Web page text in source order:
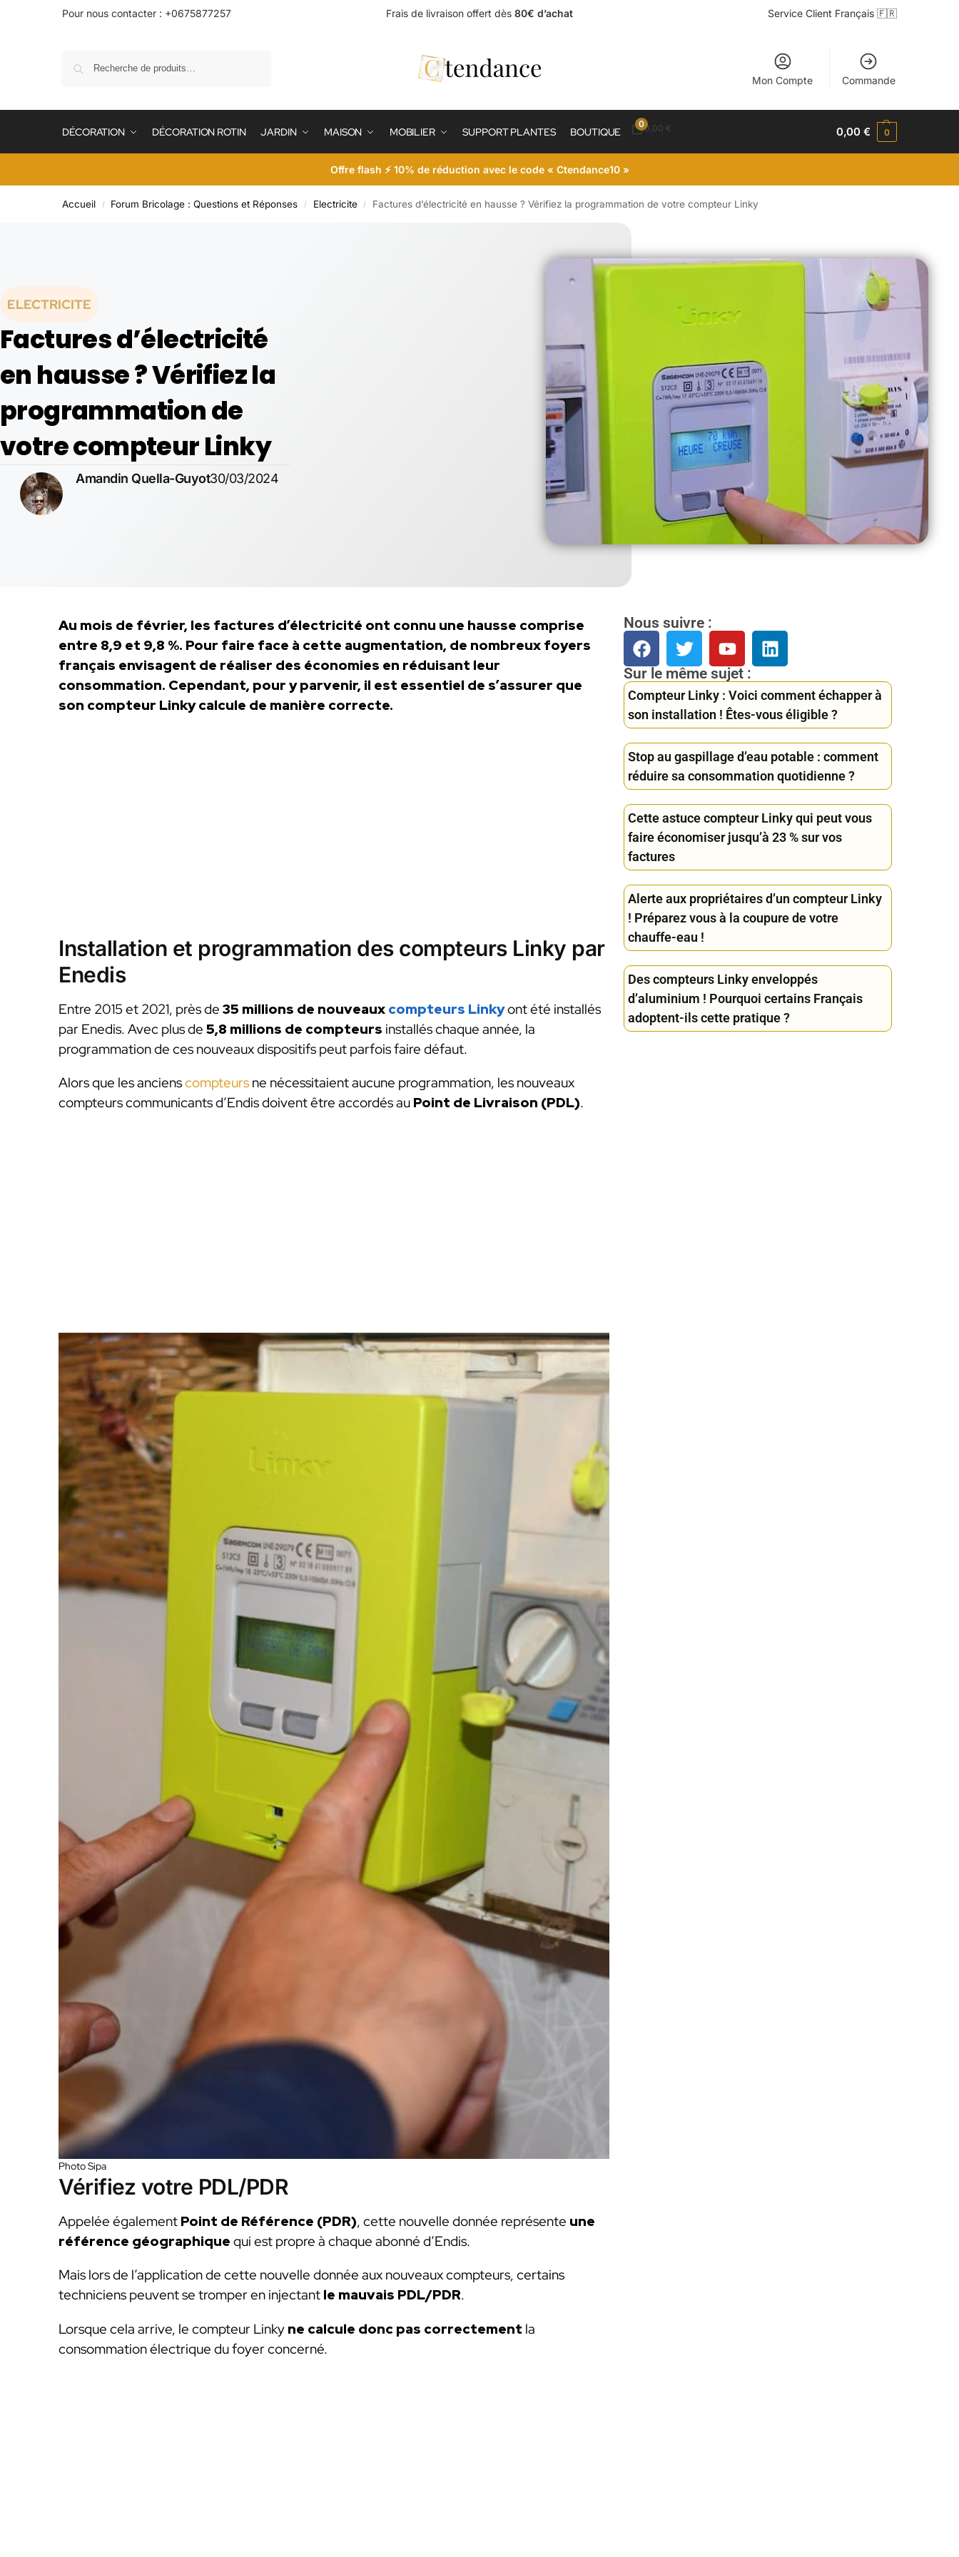
Pour nous contacter : +0675877257 Frais de livraison offert dès 80€ d’achat Service Client Français 🇫🇷
Mon Compte Commande
DÉCORATION DÉCORATION ROTIN JARDIN MAISON MOBILIER SUPPORT PLANTES BOUTIQUE
00,00 € 0,00€ 0
Offre flash ⚡ 10% de réduction avec le code « Ctendance10 »
Accueil / Forum Bricolage : Questions et Réponses / Electricite / Factures d’électricité en hausse ? Vérifiez la programmation de votre compteur Linky
ELECTRICITE
Factures d’électricité
en hausse ? Vérifiez la
programmation de
votre compteur Linky
Amandin Quella-Guyot30/03/2024
Au mois de février, les factures d’électricité ont connu une hausse comprise
entre 8,9 et 9,8 %. Pour faire face à cette augmentation, de nombreux foyers
français envisagent de réaliser des économies en réduisant leur
consommation. Cependant, pour y parvenir, il est essentiel de s’assurer que
son compteur Linky calcule de manière correcte.
Installation et programmation des compteurs Linky par
Enedis
Entre 2015 et 2021, près de 35 millions de nouveaux compteurs Linkyont été installés
par Enedis. Avec plus de 5,8 millions de compteurs installés chaque année, la
programmation de ces nouveaux dispositifs peut parfois faire défaut.
Alors que les ancienscompteurs ne nécessitaient aucune programmation, les nouveaux
compteurs communicants d’Endis doivent être accordés au Point de Livraison (PDL).
Photo Sipa
Vérifiez votre PDL/PDR
Appelée également Point de Référence (PDR), cette nouvelle donnée représente une
référence géographique qui est propre à chaque abonné d’Endis.
Mais lors de l’application de cette nouvelle donnée aux nouveaux compteurs, certains
techniciens peuvent se tromper en injectant le mauvais PDL/PDR.
Lorsque cela arrive, le compteur Linky ne calcule donc pas correctement la
consommation électrique du foyer concerné.
Nous suivre :
Sur le même sujet :
Compteur Linky : Voici comment échapper à
son installation ! Êtes-vous éligible ?
Stop au gaspillage d’eau potable : comment
réduire sa consommation quotidienne ?
Cette astuce compteur Linky qui peut vous
faire économiser jusqu’à 23 % sur vos
factures
Alerte aux propriétaires d’un compteur Linky
! Préparez vous à la coupure de votre
chauffe-eau !
Des compteurs Linky enveloppés
d’aluminium ! Pourquoi certains Français
adoptent-ils cette pratique ?